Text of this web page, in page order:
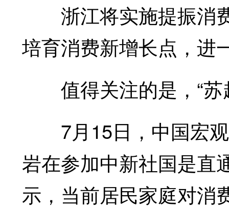
浙江将实施提振消
培育消费新增长点，进
值得关注的是，“苏
7月15日，中国宏观
岩在参加中新社国是直
示，当前居民家庭对消